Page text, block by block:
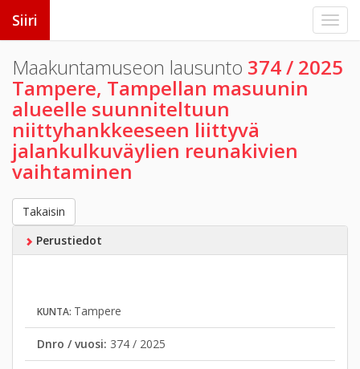
Siiri
Maakuntamuseon lausunto 374 / 2025
Tampere, Tampellan masuunin
alueelle suunniteltuun
niittyhankkeeseen liittyvä
jalankulkuväylien reunakivien
vaihtaminen
Takaisin
Perustiedot
KUNTA: Tampere
Dnro / vuosi: 374 / 2025